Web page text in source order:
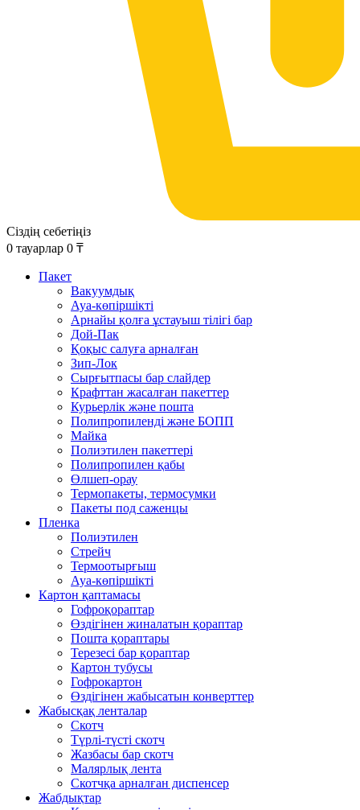
Сіздің себетіңіз
0 тауарлар 0 ₸
Пакет
Вакуумдық
Ауа-көпіршікті
Арнайы қолға ұстауыш тілігі бар
Дой-Пак
Қоқыс салуға арналған
Зип-Лок
Сырғытпасы бар слайдер
Крафттан жасалған пакеттер
Курьерлік және пошта
Полипропиленді және БОПП
Майка
Полиэтилен пакеттері
Полипропилен қабы
Өлшеп-орау
Термопакеты, термосумки
Пакеты под саженцы
Пленка
Полиэтилен
Стрейч
Термоотырғыш
Ауа-көпіршікті
Картон қаптамасы
Гофроқораптар
Өздігінен жиналатын қораптар
Пошта қораптары
Терезесі бар қораптар
Картон тубусы
Гофрокартон
Өздігінен жабысатын конверттер
Жабысқақ ленталар
Скотч
Түрлі-түсті скотч
Жазбасы бар скотч
Малярлық лента
Скотчқа арналған диспенсер
Жабдықтар